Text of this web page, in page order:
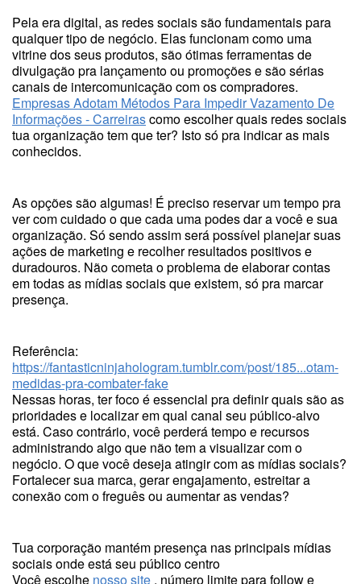
Pela era digital, as redes sociais são fundamentais para
qualquer tipo de negócio. Elas funcionam como uma
vitrine dos seus produtos, são ótimas ferramentas de
divulgação pra lançamento ou promoções e são sérias
canais de intercomunicação com os compradores.
Empresas Adotam Métodos Para Impedir Vazamento De
Informações - Carreirascomo escolher quais redes sociais
tua organização tem que ter? Isto só pra indicar as mais
conhecidos.
As opções são algumas! É preciso reservar um tempo pra
ver com cuidado o que cada uma podes dar a você e sua
organização. Só sendo assim será possível planejar suas
ações de marketing e recolher resultados positivos e
duradouros. Não cometa o problema de elaborar contas
em todas as mídias sociais que existem, só pra marcar
presença.
Referência:
https://fantasticninjahologram.tumblr.com/post/185...otam-
medidas-pra-combater-fake
Nessas horas, ter foco é essencial pra definir quais são as
prioridades e localizar em qual canal seu público-alvo
está. Caso contrário, você perderá tempo e recursos
administrando algo que não tem a visualizar com o
negócio. O que você deseja atingir com as mídias sociais?
Fortalecer sua marca, gerar engajamento, estreitar a
conexão com o freguês ou aumentar as vendas?
Tua corporação mantém presença nas principais mídias
sociais onde está seu público centro
Você escolhe nosso site , número limite para follow e